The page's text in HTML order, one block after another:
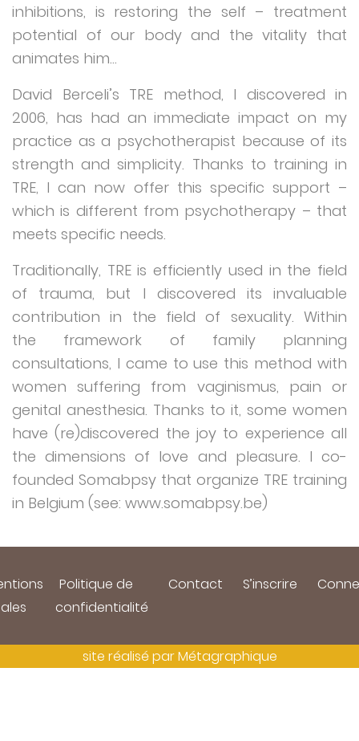
inhibitions, is restoring the self – treatment
potential of our body and the vitality that
animates him…
David Berceli’s TRE method, I discovered in
2006, has had an immediate impact on my
practice as a psychotherapist because of its
strength and simplicity. Thanks to training in
TRE, I can now offer this specific support –
which is different from psychotherapy – that
meets specific needs.
Traditionally, TRE is efficiently used in the field
of trauma, but I discovered its invaluable
contribution in the field of sexuality. Within
the framework of family planning
consultations, I came to use this method with
women suffering from vaginismus, pain or
genital anesthesia. Thanks to it, some women
have (re)discovered the joy to experience all
the dimensions of love and pleasure. I co-
founded Somabpsy that organize TRE training
in Belgium (see: www.somabpsy.be)
Politique de
confidentialité
Contact S’inscrire
site réalisé parMétagraphique